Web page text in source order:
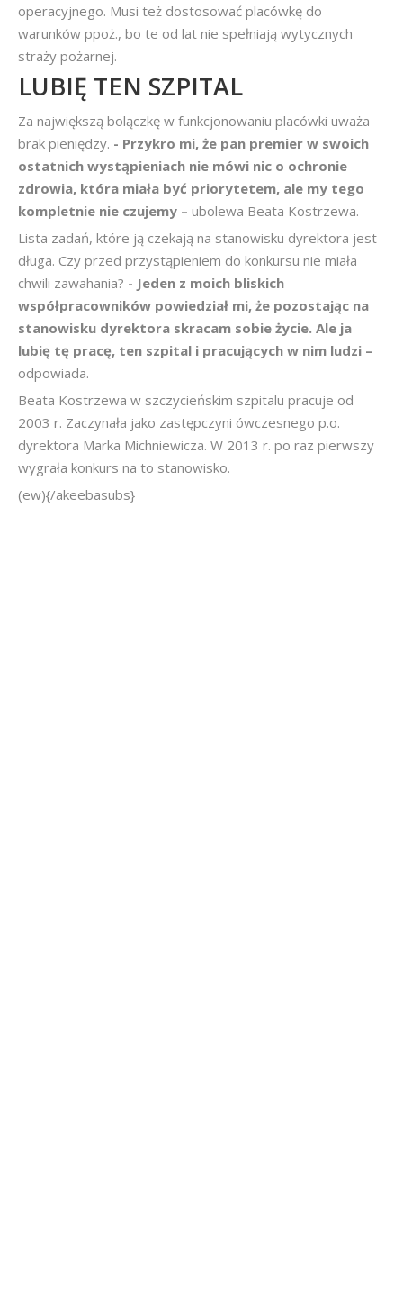
operacyjnego. Musi też dostosować placówkę do
warunków ppoż., bo te od lat nie spełniają wytycznych
straży pożarnej.
LUBIĘ TEN SZPITAL
Za największą bolączkę w funkcjonowaniu placówki uważa
brak pieniędzy. - Przykro mi, że pan premier w swoich
ostatnich wystąpieniach nie mówi nic o ochronie
zdrowia, która miała być priorytetem, ale my tego
kompletnie nie czujemy – ubolewa Beata Kostrzewa.
Lista zadań, które ją czekają na stanowisku dyrektora jest
długa. Czy przed przystąpieniem do konkursu nie miała
chwili zawahania? - Jeden z moich bliskich
współpracowników powiedział mi, że pozostając na
stanowisku dyrektora skracam sobie życie. Ale ja
lubię tę pracę, ten szpital i pracujących w nim ludzi –
odpowiada.
Beata Kostrzewa w szczycieńskim szpitalu pracuje od
2003 r. Zaczynała jako zastępczyni ówczesnego p.o.
dyrektora Marka Michniewicza. W 2013 r. po raz pierwszy
wygrała konkurs na to stanowisko.
(ew){/akeebasubs}